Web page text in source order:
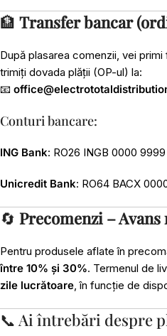
🏦 Transfer bancar
După plasarea comenzii, vei
trimiți dovada plății (OP-ul) la:
📧
Conturi bancare:
ING Bank: RO26 INGB 0000
Unicredit Bank: RO64 BACX
🔄 Precomenzi – Avans
Pentru produsele aflate în
între 10% și 30%. Termenul de
zile lucrătoare, în funcție de
📞 Ai întrebări despre